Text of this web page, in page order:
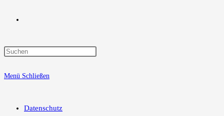
Suche
Menü Schließen
Datenschutz